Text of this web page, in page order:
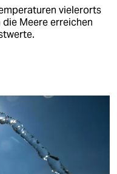
vielerorts
Meere erreichen